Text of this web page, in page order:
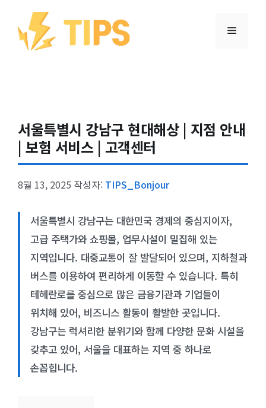
건너뛰기
메뉴
서울특별시 강남구 현대해상 | 지점 안내
| 보험 서비스 | 고객센터
8월 13, 2025 작성자: TIPS_Bonjour
서울특별시 강남구는 대한민국 경제의 중심지이자,
고급 주택가와 쇼핑몰, 업무시설이 밀집해 있는
지역입니다. 대중교통이 잘 발달되어 있으며, 지하철과
버스를 이용하여 편리하게 이동할 수 있습니다. 특히
테헤란로를 중심으로 많은 금융기관과 기업들이
위치해 있어, 비즈니스 활동이 활발한 곳입니다.
강남구는 럭셔리한 분위기와 함께 다양한 문화 시설을
갖추고 있어, 서울을 대표하는 지역 중 하나로
손꼽힙니다.